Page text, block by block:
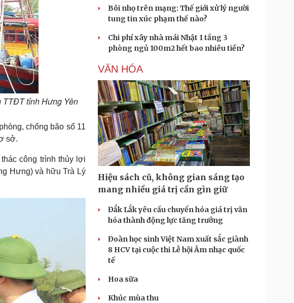
TTĐT tỉnh Hưng Yên
chống bão số 11
sở.
công trình thủy lợi
Hưng) và hữu Trà Lý
Bôi nhọ trên mạng: Thế giới xử lý người
tung tin xúc phạm thế nào?
Chi phí xây nhà mái Nhật 1 tầng 3
phòng ngủ 100m2 hết bao nhiêu tiền?
VĂN HÓA
Hiệu sách cũ, không gian sáng tạo
mang nhiều giá trị cần gìn giữ
Đắk Lắk yêu cầu chuyển hóa giá trị văn
hóa thành động lực tăng trưởng
Đoàn học sinh Việt Nam xuất sắc giành
8 HCV tại cuộc thi Lễ hội Âm nhạc quốc
tế
Hoa sữa
Khúc mùa thu